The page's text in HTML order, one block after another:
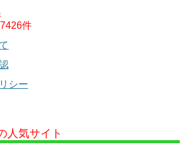
件
シー
人気サイト